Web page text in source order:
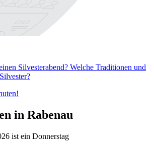
Silvesterabend? Welche Traditionen und
in Rabenau
ist ein Donnerstag